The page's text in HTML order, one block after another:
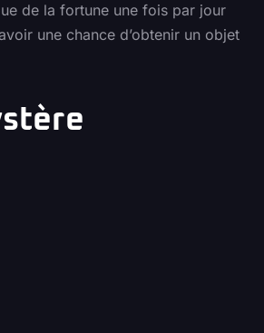
de la fortune une fois par jour
une chance d’obtenir un objet